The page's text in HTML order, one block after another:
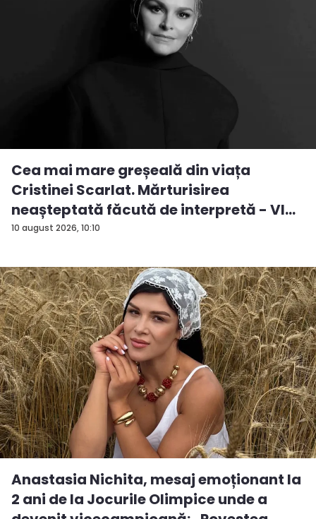
10 august 2026, 10:10
Cea mai mare greșeală din viața
Cristinei Scarlat. Mărturisirea
neașteptată făcută de interpretă - VI...
Anastasia Nichita, mesaj emoționant la
2 ani de la Jocurile Olimpice unde a